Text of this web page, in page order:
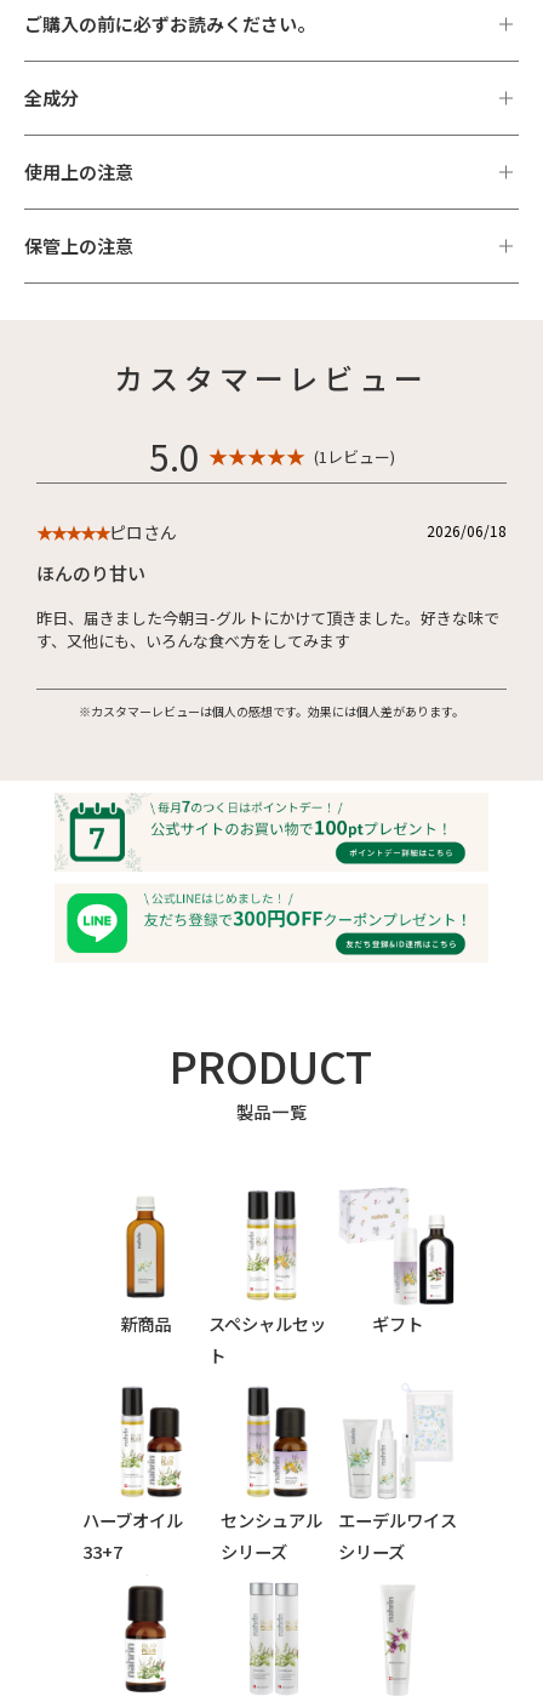
ご購入の前に必ずお読みください。
全成分
使用上の注意
保管上の注意
カスタマーレビュー
5.0 ★ ★ ★ ★ ★ (1レビュー)
★★★★★ピロさん 2026/06/18
ほんのり甘い
昨日、届きました今朝ヨ-グルトにかけて頂きました。好きな味で
す、又他にも、いろんな食べ方をしてみます
※カスタマーレビューは個人の感想です。効果には個人差があります。
PRODUCT
製品一覧
新商品
スペシャルセッ
ト
ギフト
ハーブオイル
33+7
シリーズ
センシュアル
シリーズ
エーデルワイス
シリーズ